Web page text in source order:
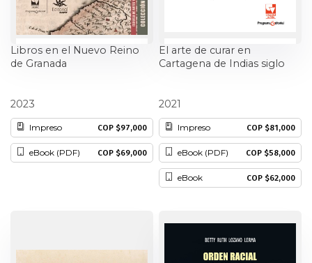
Patrimonio
Periodismo
Psicología
Libros en el Nuevo Reino
de Granada
2023
eBook (PDF) COP $69,000
Impreso COP $97,000
El arte de curar en
Cartagena de Indias siglo
2021
eBook (PDF) COP $58,000
Impreso COP $81,000
eBook COP $62,000